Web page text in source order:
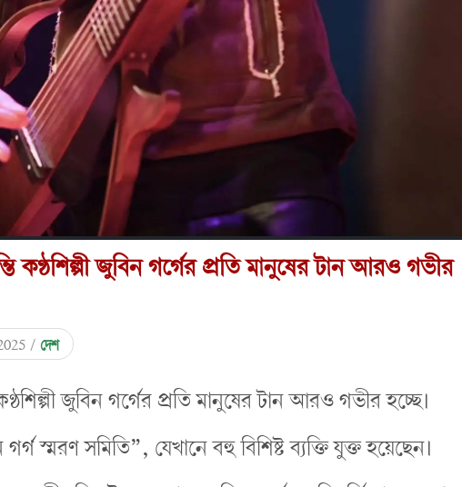
কণ্ঠশিল্পী জুবিন গর্গের প্রতি মানুষের টান আরও গভীর
/ দেশ
জুবিন গর্গের প্রতি মানুষের টান আরও গভীর হচ্ছে।
স্মরণ সমিতি”, যেখানে বহু বিশিষ্ট ব্যক্তি যুক্ত হয়েছেন।